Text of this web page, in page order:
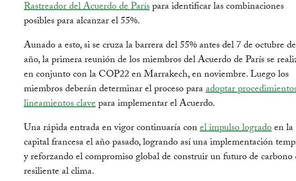
Rastreador del Acuerdo de Paríspara identificar las combinaciones
posibles para alcanzar el 55%.
Aunado a esto, si se cruza la barrera del 55% antes del 7 de octubre
año, la primera reunión de los miembros del Acuerdo de París se
en conjunto con la COP22 en Marrakech, en noviembre. Luego los
miembros deberán determinar el proceso paraadoptar
lineamientos clavepara implementar el Acuerdo.
Una rápida entrada en vigor continuaría conel impulso logradoen la
capital francesa el año pasado, logrando así una implementación
y reforzando el compromiso global de construir un futuro de carbono
resiliente al clima.